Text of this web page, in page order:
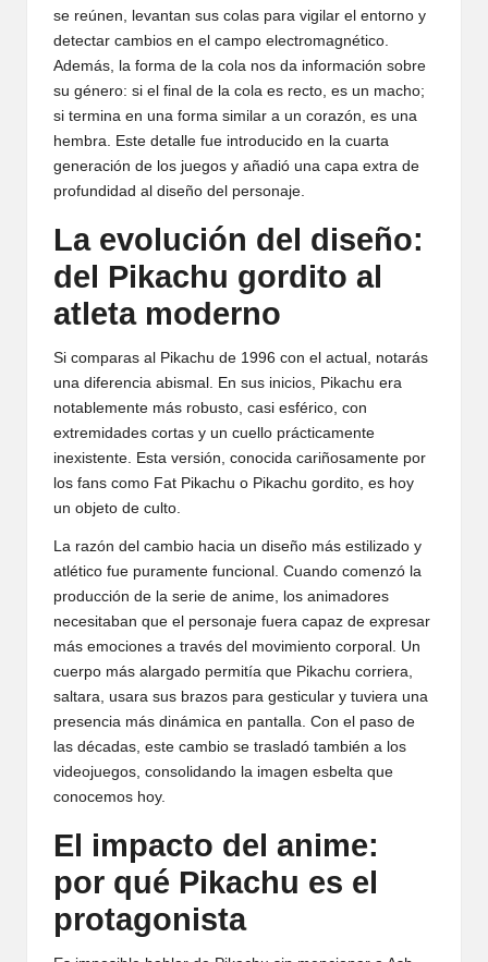
se reúnen, levantan sus colas para vigilar el entorno y
detectar cambios en el campo electromagnético.
Además, la forma de la cola nos da información sobre
su género: si el final de la cola es recto, es un macho;
si termina en una forma similar a un corazón, es una
hembra. Este detalle fue introducido en la cuarta
generación de los juegos y añadió una capa extra de
profundidad al diseño del personaje.
La evolución del diseño:
del Pikachu gordito al
atleta moderno
Si comparas al Pikachu de 1996 con el actual, notarás
una diferencia abismal. En sus inicios, Pikachu era
notablemente más robusto, casi esférico, con
extremidades cortas y un cuello prácticamente
inexistente. Esta versión, conocida cariñosamente por
los fans como Fat Pikachu o Pikachu gordito, es hoy
un objeto de culto.
La razón del cambio hacia un diseño más estilizado y
atlético fue puramente funcional. Cuando comenzó la
producción de la serie de anime, los animadores
necesitaban que el personaje fuera capaz de expresar
más emociones a través del movimiento corporal. Un
cuerpo más alargado permitía que Pikachu corriera,
saltara, usara sus brazos para gesticular y tuviera una
presencia más dinámica en pantalla. Con el paso de
las décadas, este cambio se trasladó también a los
videojuegos, consolidando la imagen esbelta que
conocemos hoy.
El impacto del anime:
por qué Pikachu es el
protagonista